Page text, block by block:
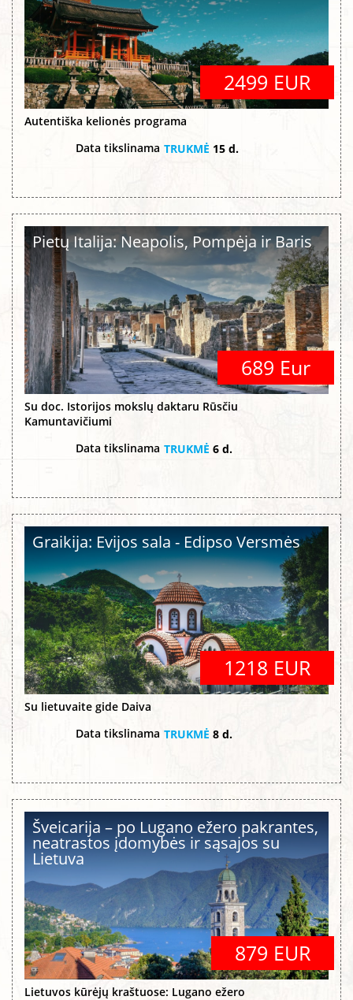
2499 EUR
Autentiška kelionės programa
Data tikslinama TRUKMĖ 15 d.
Pietų Italija: Neapolis, Pompėja ir Baris
689 Eur
Su doc. Istorijos mokslų daktaru Rūsčiu
Kamuntavičiumi
Data tikslinama TRUKMĖ 6 d.
Graikija: Evijos sala - Edipso Versmės
1218 EUR
Su lietuvaite gide Daiva
Data tikslinama TRUKMĖ 8 d.
Šveicarija – po Lugano ežero pakrantes,
neatrastos įdomybės ir sąsajos su
Lietuva
879 EUR
Lietuvos kūrėjų kraštuose: Lugano ežero